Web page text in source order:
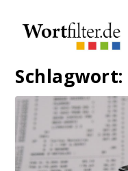
Schlagwort: